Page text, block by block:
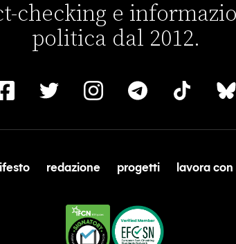
checking e
politica dal 2012.
redazione progetti lavora con